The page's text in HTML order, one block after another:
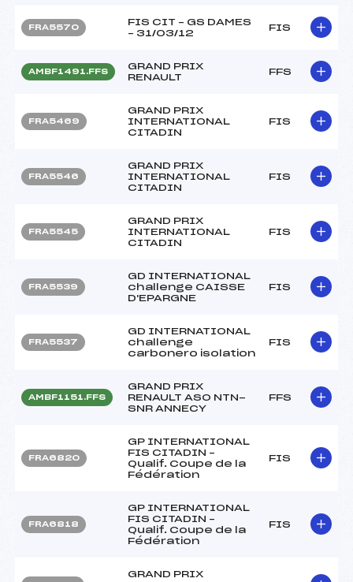
FRA5570
FIS CIT – GS DAMES
– 31/03/12
FIS
AMBF1491.FFS
GRAND PRIX
RENAULT
FFS
FRA5469
GRAND PRIX
INTERNATIONAL
CITADIN
FIS
FRA5546
GRAND PRIX
INTERNATIONAL
CITADIN
FIS
FRA5545
GRAND PRIX
INTERNATIONAL
CITADIN
FIS
FRA5539
GD INTERNATIONAL
challenge CAISSE
D'EPARGNE
FIS
FRA5537
GD INTERNATIONAL
challenge
carbonero isolation
FIS
AMBF1151.FFS
GRAND PRIX
RENAULT ASO NTN-
SNR ANNECY
FFS
FRA6820
GP INTERNATIONAL
FIS CITADIN –
Qualif. Coupe de la
Fédération
FIS
FRA6818
GP INTERNATIONAL
FIS CITADIN –
Qualif. Coupe de la
Fédération
FIS
GRAND PRIX